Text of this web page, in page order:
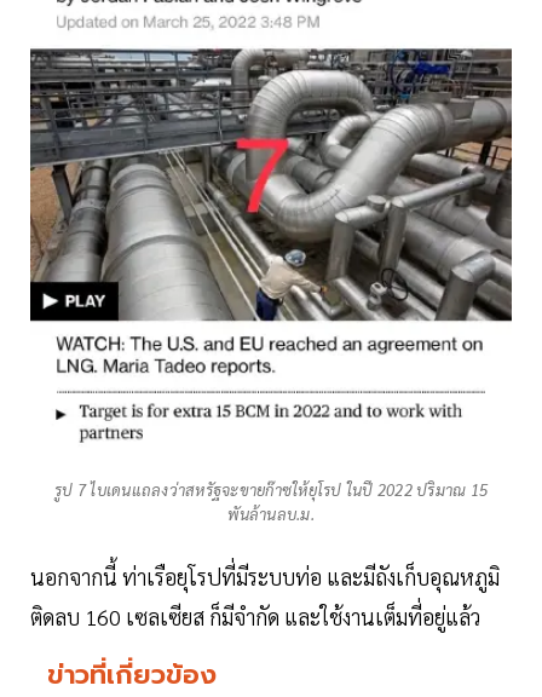
รูป 7 ไบเดนแถลงว่าสหรัฐจะขายก๊าซให้ยุโรป ในปี 2022 ปริมาณ 15
พันล้านลบ.ม.
นอกจากนี้ ท่าเรือยุโรปที่มีระบบท่อ และมีถังเก็บอุณหภูมิ
ติดลบ 160 เซลเซียส ก็มีจำกัด และใช้งานเต็มที่อยู่แล้ว
ข่าวที่เกี่ยวข้อง